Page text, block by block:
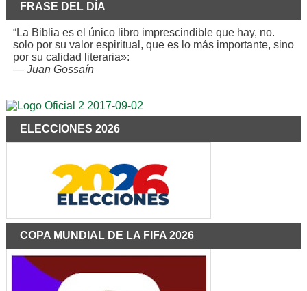
FRASE DEL DÍA
“La Biblia es el único libro imprescindible que hay, no.
solo por su valor espiritual, que es lo más importante, sino
por su calidad literaria»:
— Juan Gossaín
ELECCIONES 2026
COPA MUNDIAL DE LA FIFA 2026